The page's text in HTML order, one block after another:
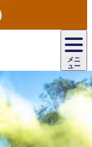
メニ
ュー